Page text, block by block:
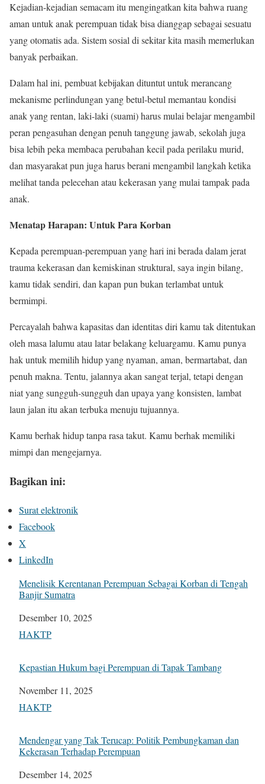
Kejadian-kejadian semacam itu mengingatkan kita bahwa ruang
aman untuk anak perempuan tidak bisa dianggap sebagai sesuatu
yang otomatis ada. Sistem sosial di sekitar kita masih memerlukan
banyak perbaikan.
Dalam hal ini, pembuat kebijakan dituntut untuk merancang
mekanisme perlindungan yang betul-betul memantau kondisi
anak yang rentan, laki-laki (suami) harus mulai belajar mengambil
peran pengasuhan dengan penuh tanggung jawab, sekolah juga
bisa lebih peka membaca perubahan kecil pada perilaku murid,
dan masyarakat pun juga harus berani mengambil langkah ketika
melihat tanda pelecehan atau kekerasan yang mulai tampak pada
anak.
Menatap Harapan: Untuk Para Korban
Kepada perempuan-perempuan yang hari ini berada dalam jerat
trauma kekerasan dan kemiskinan struktural, saya ingin bilang,
kamu tidak sendiri, dan kapan pun bukan terlambat untuk
bermimpi.
Percayalah bahwa kapasitas dan identitas diri kamu tak ditentukan
oleh masa lalumu atau latar belakang keluargamu. Kamu punya
hak untuk memilih hidup yang nyaman, aman, bermartabat, dan
penuh makna. Tentu, jalannya akan sangat terjal, tetapi dengan
niat yang sungguh-sungguh dan upaya yang konsisten, lambat
laun jalan itu akan terbuka menuju tujuannya.
Kamu berhak hidup tanpa rasa takut. Kamu berhak memiliki
mimpi dan mengejarnya.
Bagikan ini:
Surat elektronik
Facebook
X
LinkedIn
Menelisik Kerentanan Perempuan Sebagai Korban di Tengah
Banjir Sumatra
Tanggal
Desember 10, 2025
Sehubungan dengan
HAKTP
Kepastian Hukum bagi Perempuan di Tapak Tambang
Tanggal
November 11, 2025
Sehubungan dengan
HAKTP
Mendengar yang Tak Terucap: Politik Pembungkaman dan
Kekerasan Terhadap Perempuan
Tanggal
Desember 14, 2025